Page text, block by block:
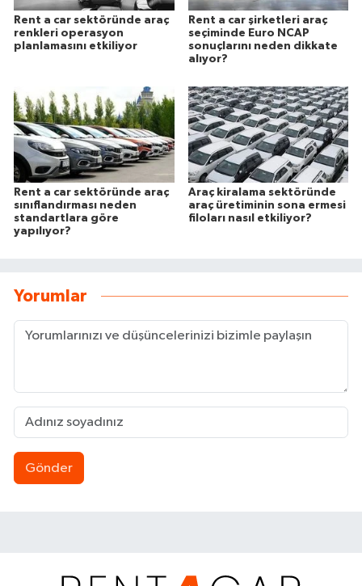
Rent a car sektöründe araç
renkleri operasyon
planlamasını etkiliyor
Rent a car şirketleri araç
seçiminde Euro NCAP
sonuçlarını neden dikkate
alıyor?
Rent a car sektöründe araç
sınıflandırması neden
standartlara göre
yapılıyor?
Araç kiralama sektöründe
araç üretiminin sona ermesi
filoları nasıl etkiliyor?
Yorumlar
Gönder